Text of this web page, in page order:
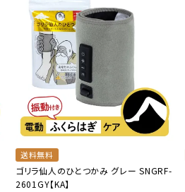
送料無料
ゴリラ仙人のひとつかみ グレー SNGRF-
2601GY【KA】